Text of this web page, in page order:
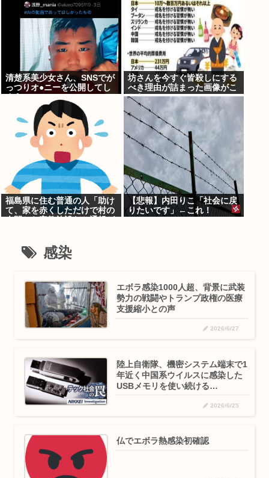
清楚系美少女さん、SNSでが
っつりオ●ニーを公開してし
坊さんを今すぐ皆殺しにする
べき理由が詰まった画像がこ
ちら
福島県に住む普通の人「助け
て、家を赤くしただけで村の
【悲報】内田りこ「社会に戻
りたいです」←これ！
感染
エボラ感染1000人超、背景に武装
勢力の戦闘やトランプ政権の医療
支援縮小との声
2026/6/27
陸上自衛隊、機密システム端末で1
年近く中国系ウイルスに感染した
USBメモリを使い続ける…
2026/6/25
仏でエボラ熱感染初確認